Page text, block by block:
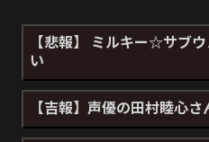
【悲報】 ミルキー☆サブ
い
【吉報】声優の田村睦心